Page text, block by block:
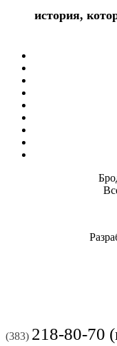
история,
(383) 218-80-70